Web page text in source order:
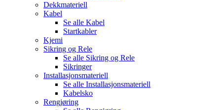
Dekkmateriell
Kabel
Se alle Kabel
Startkabler
Kjemi
Sikring og Rele
Se alle Sikring og Rele
Sikringer
Installasjonsmateriell
Se alle Installasjonsmateriell
Kabelsko
Rengjøring